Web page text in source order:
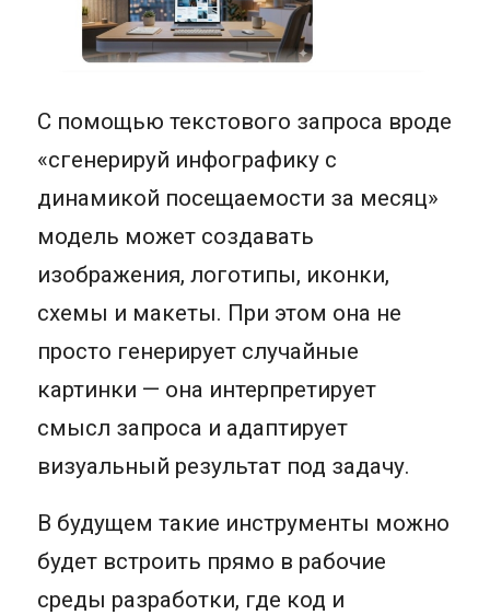
С помощью текстового запроса вроде
«сгенерируй инфографику с
динамикой посещаемости за месяц»
модель может создавать
изображения, логотипы, иконки,
схемы и макеты. При этом она не
просто генерирует случайные
картинки — она интерпретирует
смысл запроса и адаптирует
визуальный результат под задачу.
В будущем такие инструменты можно
будет встроить прямо в рабочие
среды разработки, где код и